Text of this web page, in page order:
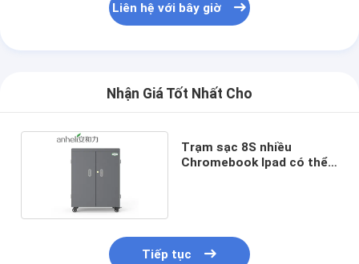
Liên hệ với bây giờ
Nhận Giá Tốt Nhất Cho
Trạm sạc 8S nhiều
Chromebook Ipad có thể
Tiếp tục